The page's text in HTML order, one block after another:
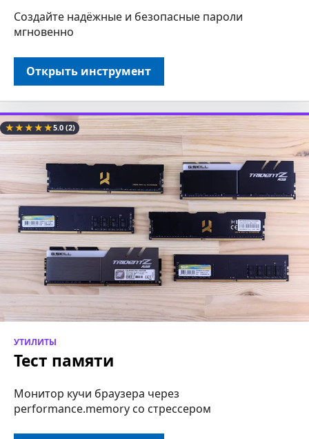
Создайте надёжные и безопасные пароли
мгновенно
Открыть инструмент
★★★★★5.0(2)
УТИЛИТЫ
Тест памяти
Монитор кучи браузера через
performance.memory со стрессером